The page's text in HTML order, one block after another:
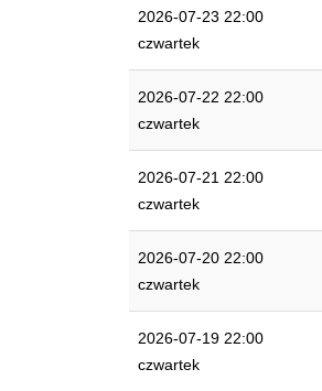
2026-07-23 22:00
czwartek
2026-07-22 22:00
czwartek
2026-07-21 22:00
czwartek
2026-07-20 22:00
czwartek
2026-07-19 22:00
czwartek